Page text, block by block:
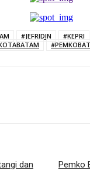
#JEFRIDIN
#KEPRI
dan
Pemko